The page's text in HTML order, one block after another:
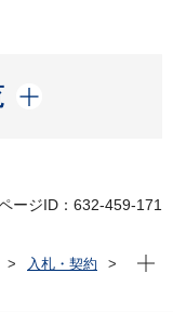
ージID：632-459-171
入札・契約
現在